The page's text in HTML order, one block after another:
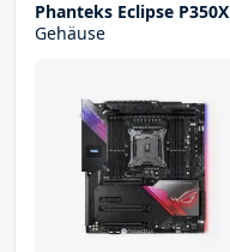
Phanteks Eclipse P350X
Gehäuse